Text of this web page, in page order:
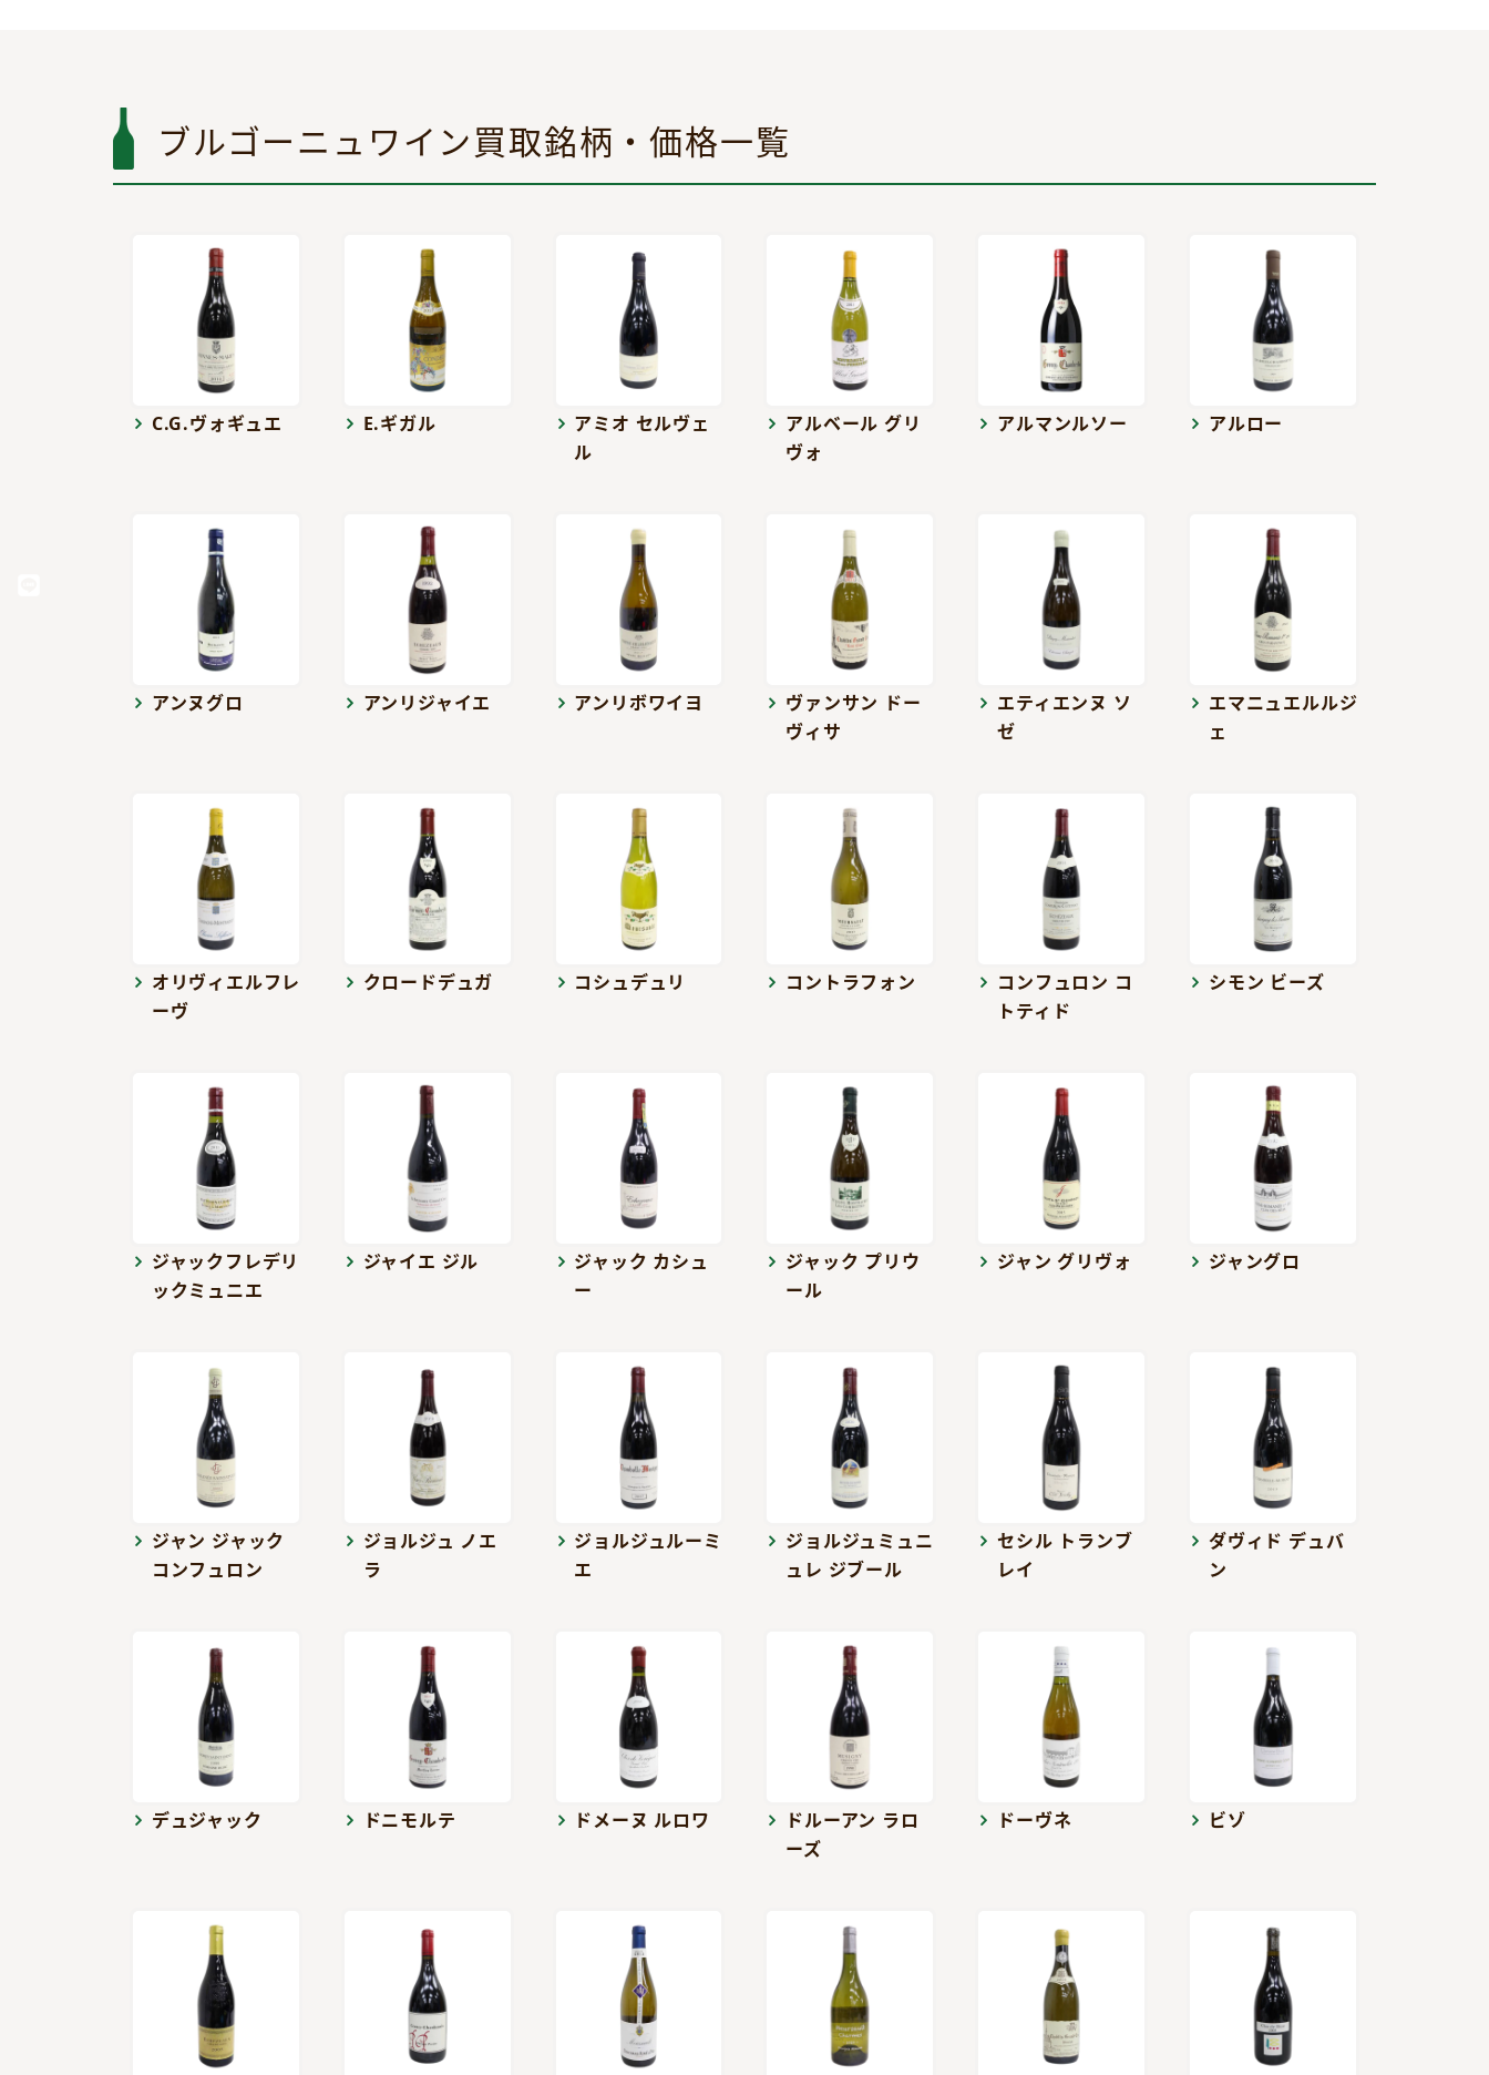
ブルゴーニュワイン買取銘柄・価格一覧
C.G.ヴォギュエ E.ギガル
アミオ セルヴェ
ル
アルベール グリ
ヴォ
アルマンルソー アルロー
アンヌグロ アンリジャイエ アンリボワイヨ
ヴァンサン ドー
ヴィサ
エティエンヌ ソ
ゼ
エマニュエルルジ
ェ
オリヴィエルフレ
ーヴ
クロードデュガ コシュデュリ コントラフォン
コンフュロン コ
トティド
シモン ビーズ
ジャックフレデリ
ックミュニエ
ジャイエ ジル
ジャック カシュ
ー
ジャック プリウ
ール
ジャン グリヴォ ジャングロ
ジャン ジャック
コンフュロン
ジョルジュ ノエ
ラ
ジョルジュルーミ
エ
ジョルジュミュニ
ュレ ジブール
セシル トランブ
レイ
ダヴィド デュバ
ン
デュジャック ドニモルテ ドメーヌ ルロワ
ドルーアン ラロ
ーズ
ドーヴネ ビゾ